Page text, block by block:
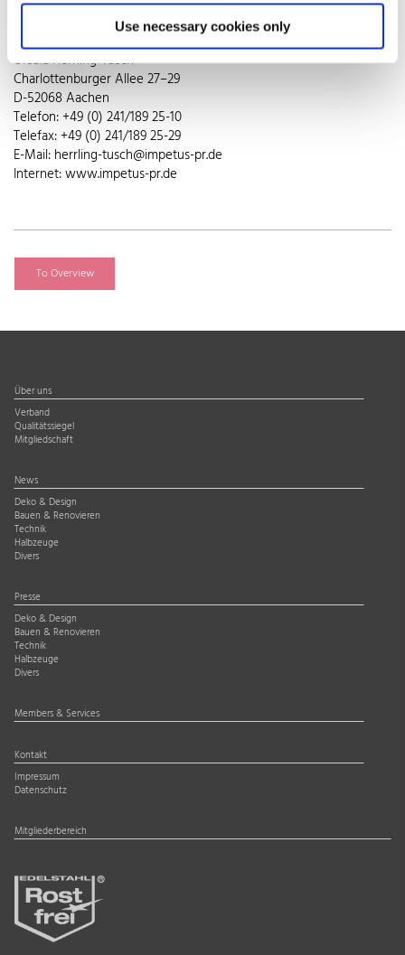
Use necessary cookies only
impetus.PR
Ursula Herrling-Tusch
Charlottenburger Allee 27–29
D-52068 Aachen
Telefon: +49 (0) 241/189 25-10
Telefax: +49 (0) 241/189 25-29
E-Mail: herrling-tusch@impetus-pr.de
Internet: www.impetus-pr.de
To Overview
Über uns
Verband
Qualitätssiegel
Mitgliedschaft
News
Deko & Design
Bauen & Renovieren
Technik
Halbzeuge
Divers
Presse
Deko & Design
Bauen & Renovieren
Technik
Halbzeuge
Divers
Members & Services
Kontakt
Impressum
Datenschutz
Mitgliederbereich